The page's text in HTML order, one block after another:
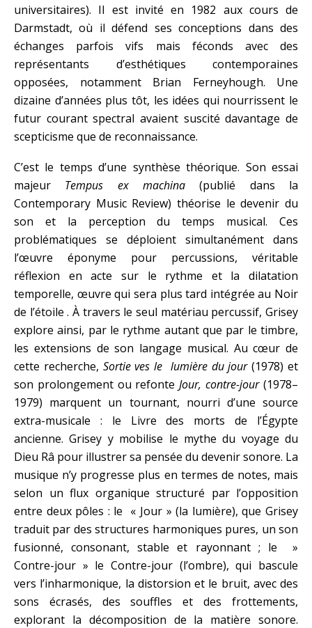
universitaires). Il est invité en 1982 aux cours de
Darmstadt, où il défend ses conceptions dans des
échanges parfois vifs mais féconds avec des
représentants d’esthétiques contemporaines
opposées, notamment Brian Ferneyhough. Une
dizaine d’années plus tôt, les idées qui nourrissent le
futur courant spectral avaient suscité davantage de
scepticisme que de reconnaissance.
C’est le temps d’une synthèse théorique. Son essai
majeur Tempus ex machina (publié dans la
Contemporary Music Review) théorise le devenir du
son et la perception du temps musical. Ces
problématiques se déploient simultanément dans
l’œuvre éponyme pour percussions, véritable
réflexion en acte sur le rythme et la dilatation
temporelle, œuvre qui sera plus tard intégrée au Noir
de l’étoile . À travers le seul matériau percussif, Grisey
explore ainsi, par le rythme autant que par le timbre,
les extensions de son langage musical. Au cœur de
cette recherche, Sortie ves le lumière du jour(1978) et
son prolongement ou refonteJour, contre-jour(1978–
1979) marquent un tournant, nourri d’une source
extra-musicale : le Livre des morts de l’Égypte
ancienne. Grisey y mobilise le mythe du voyage du
Dieu Râ pour illustrer sa pensée du devenir sonore. La
musique n’y progresse plus en termes de notes, mais
selon un flux organique structuré par l’opposition
entre deux pôles : le « Jour » (la lumière), que Grisey
traduit par des structures harmoniques pures, un son
fusionné, consonant, stable et rayonnant ; le »
Contre-jour » le Contre-jour (l’ombre), qui bascule
vers l’inharmonique, la distorsion et le bruit, avec des
sons écrasés, des souffles et des frottements,
explorant la décomposition de la matière sonore.